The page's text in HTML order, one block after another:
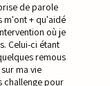
de parole
m'ont + qu'aidé
où je
Celui-ci étant
remous
ma vie
challenge pour